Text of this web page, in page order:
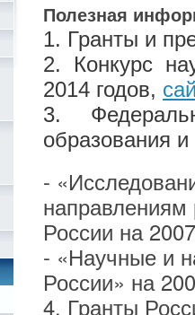
Полезная
1. Гранты и
2. Конкурс
2014 годов,
3.
образования
-
направлениям
России на
- «Научные и
России» на
4. Гранты